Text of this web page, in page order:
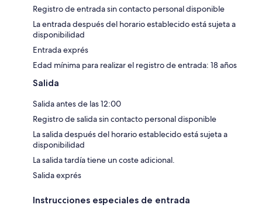
Registro de entrada sin contacto personal disponible
La entrada después del horario establecido está sujeta a
disponibilidad
Entrada exprés
Edad mínima para realizar el registro de entrada: 18 años
Salida
Salida antes de las 12:00
Registro de salida sin contacto personal disponible
La salida después del horario establecido está sujeta a
disponibilidad
La salida tardía tiene un coste adicional.
Salida exprés
Instrucciones especiales de entrada